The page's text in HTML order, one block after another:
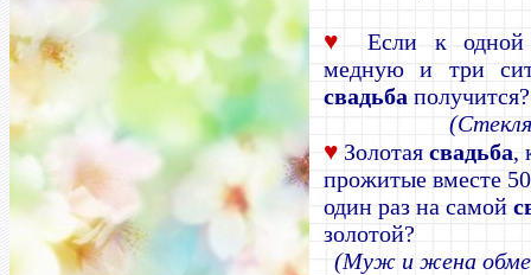
♥
Если к одной
медную и три
свадьба получится?
♥ Золотаясвадьба,
прожитые вместе
один раз на самой
золотой?
(Муж и жена